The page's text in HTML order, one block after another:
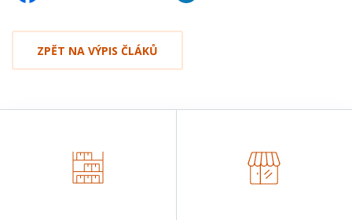
ZPĚT NA VÝPIS ČLÁKŮ